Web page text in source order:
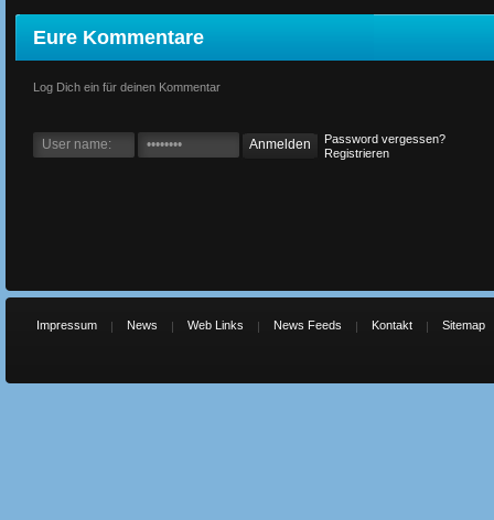
Eure Kommentare
Log Dich ein für deinen Kommentar
Password vergessen?
Registrieren
Impressum News Web Links News Feeds Kontakt Sitemap